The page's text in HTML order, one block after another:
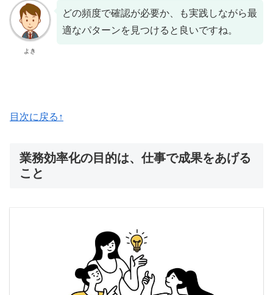
よき
どの頻度で確認が必要か、も実践しながら最
適なパターンを見つけると良いですね。
目次に戻る↑
業務効率化の目的は、仕事で成果をあげる
こと